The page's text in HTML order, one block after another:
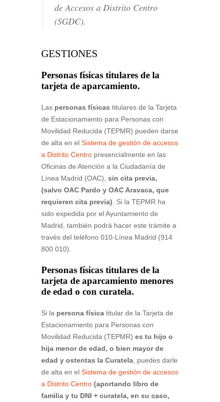
de Accesos a Distrito Centro
(SGDC).
GESTIONES
Personas físicas titulares de la
tarjeta de aparcamiento.
Las personas físicas titulares de la Tarjeta
de Estacionamiento para Personas con
Movilidad Reducida (TEPMR) pueden darse
de alta en el Sistema de gestión de accesos
a Distrito Centro presencialmente en las
Oficinas de Atención a la Ciudadanía de
Línea Madrid (OAC), sin cita previa,
(salvo OAC Pardo y OAC Aravaca, que
requieren cita previa) . Si la TEPMR ha
sido expedida por el Ayuntamiento de
Madrid, también podrá hacer este trámite a
través del teléfono 010-Línea Madrid (914
800 010).
Personas físicas titulares de la
tarjeta de aparcamiento menores
de edad o con curatela.
Si la persona física titular de la Tarjeta de
Estacionamiento para Personas con
Movilidad Reducida (TEPMR) es tu hijo o
hija menor de edad, o bien mayor de
edad y ostentas la Curatela , puedes darle
de alta en el Sistema de gestión de accesos
a Distrito Centro (aportando libro de
familia y tu DNI + curatela, en su caso,